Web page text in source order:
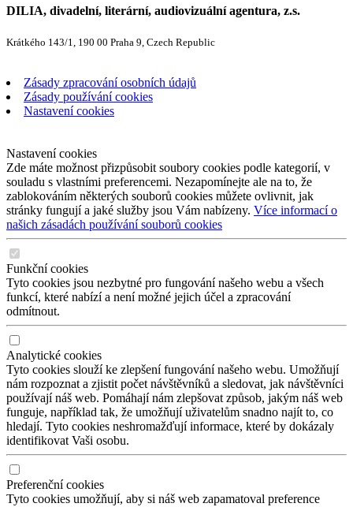
DILIA, divadelní, literární, audiovizuální agentura, z.s.
Krátkého 143/1, 190 00 Praha 9, Czech Republic
Zásady zpracování osobních údajů
Zásady používání cookies
Nastavení cookies
Nastavení cookies
Zde máte možnost přizpůsobit soubory cookies podle kategorií, v
souladu s vlastními preferencemi. Nezapomínejte ale na to, že
zablokováním některých souborů cookies můžete ovlivnit, jak
stránky fungují a jaké služby jsou Vám nabízeny. Více informací o
našich zásadách používání souborů cookies
Funkční cookies
Tyto cookies jsou nezbytné pro fungování našeho webu a všech
funkcí, které nabízí a není možné jejich účel a zpracování
odmítnout.
Analytické cookies
Tyto cookies slouží ke zlepšení fungování našeho webu. Umožňují
nám rozpoznat a zjistit počet návštěvníků a sledovat, jak návštěvníci
používají náš web. Pomáhají nám zlepšovat způsob, jakým náš web
funguje, například tak, že umožňují uživatelům snadno najít to, co
hledají. Tyto cookies neshromažďují informace, které by dokázaly
identifikovat Vaši osobu.
Preferenční cookies
Tyto cookies umožňují, aby si náš web zapamatoval preference